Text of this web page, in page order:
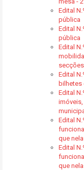
Edital
pública
Edital
pública
Edital
Edital
Edital
imóveis,
Edital
que
Edital
que